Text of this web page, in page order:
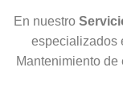
En nuestro
especializados
Mantenimiento de